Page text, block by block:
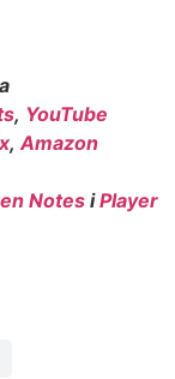
, YouTube
, Amazon
Notes iPlayer